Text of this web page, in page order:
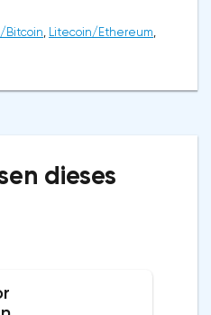
Bitcoin, Litecoin/Ethereum,
dieses